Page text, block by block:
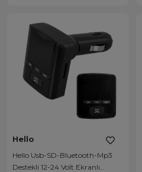
Hello
Hello Usb-SD-Bluetooth-Mp3
Destekli 12-24 Volt Ekranlı